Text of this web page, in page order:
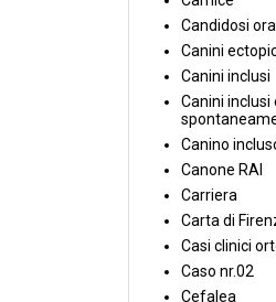
Candidosi
Canini
Canini inclusi
Canini inclusi
Canino
Canone RAI
Carriera
Carta di
Casi clinici
Caso nr.02
Cefalea